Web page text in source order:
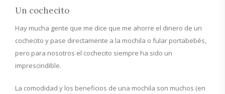
Un cochecito
Hay mucha gente que me dice que me ahorre el dinero de un
cochecito y pase directamente a la mochila o fular portabebés,
pero para nosotros el cochecito siempre ha sido un
imprescindible.
La comodidad y los beneficios de una mochila son muchos (en